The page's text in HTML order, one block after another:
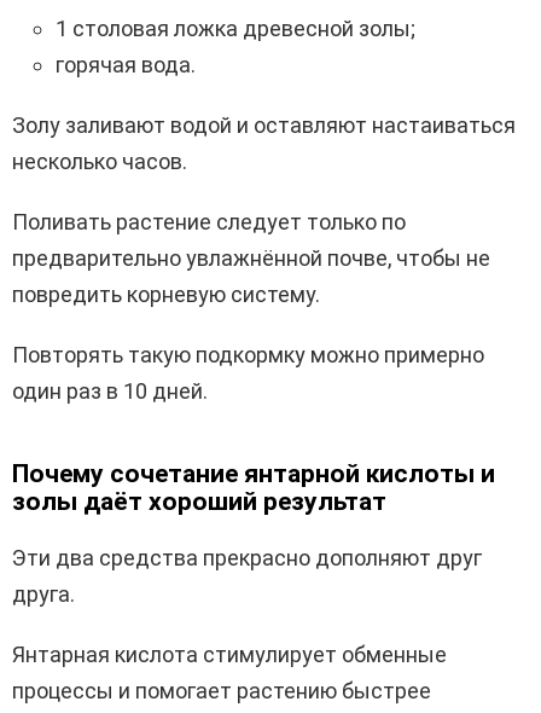
1 столовая ложка древесной золы;
горячая вода.
Золу заливают водой и оставляют настаиваться
несколько часов.
Поливать растение следует только по
предварительно увлажнённой почве, чтобы не
повредить корневую систему.
Повторять такую подкормку можно примерно
один раз в 10 дней.
Почему сочетание янтарной кислоты и
золы даёт хороший результат
Эти два средства прекрасно дополняют друг
друга.
Янтарная кислота стимулирует обменные
процессы и помогает растению быстрее